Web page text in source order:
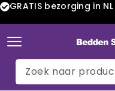
GRATIS bezorging in NL